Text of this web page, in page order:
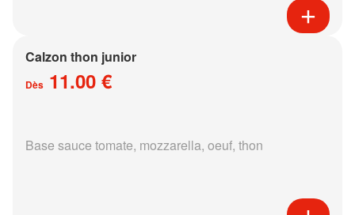
Calzon thon junior
Dès 11.00 €
Base sauce tomate, mozzarella, oeuf, thon